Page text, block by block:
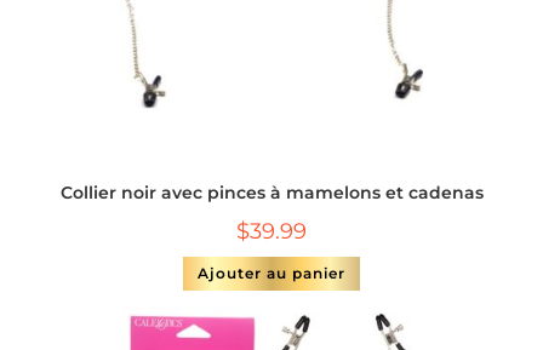
Collier noir avec pinces à mamelons et cadenas
$39.99
Ajouter au panier